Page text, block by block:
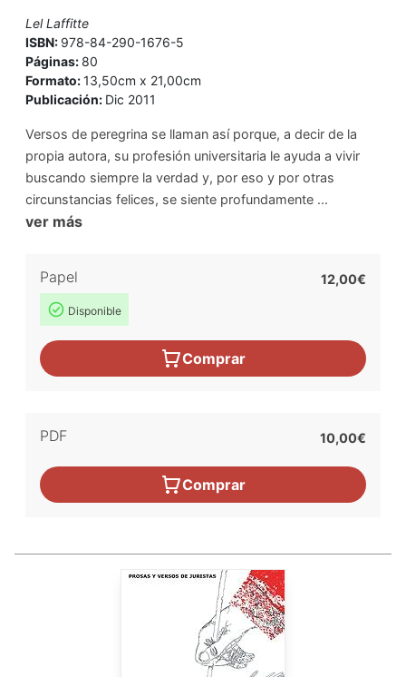
Lel Laffitte
ISBN: 978-84-290-1676-5
Páginas: 80
Formato:13,50cm x 21,00cm
Publicación: Dic 2011
Versos de peregrina se llaman así porque, a decir de la
propia autora, su profesión universitaria le ayuda a vivir
buscando siempre la verdad y, por eso y por otras
circunstancias felices, se siente profundamente ...
ver más
Papel
Disponible
12,00€
Comprar
PDF 10,00€
Comprar